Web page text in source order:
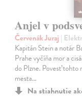
Anjel v
Červenák Juraj |
Kapitán Stein a notár
Prahe vyčíňa mor a
do Plzne. Povesť tohto
mesta…
Na stiahnutie